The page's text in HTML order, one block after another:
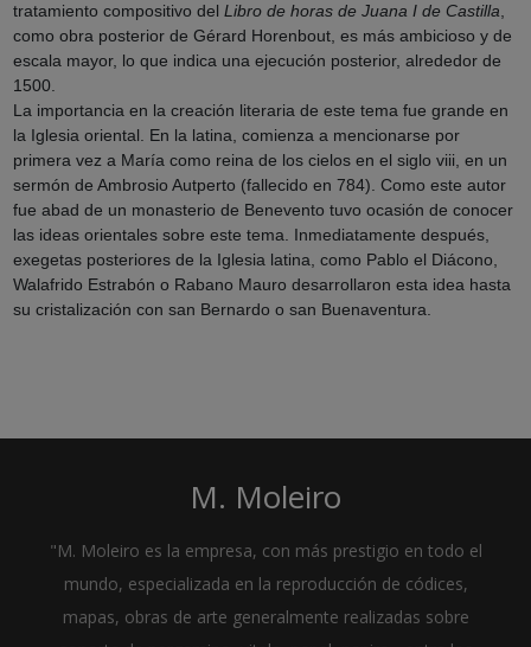
tratamiento compositivo del Libro de horas de Juana I de Castilla,
como obra posterior de Gérard Horenbout, es más ambicioso y de
escala mayor, lo que indica una ejecución posterior, alrededor de
1500.
La importancia en la creación literaria de este tema fue grande en
la Iglesia oriental. En la latina, comienza a mencionarse por
primera vez a María como reina de los cielos en el siglo viii, en un
sermón de Ambrosio Autperto (fallecido en 784). Como este autor
fue abad de un monasterio de Benevento tuvo ocasión de conocer
las ideas orientales sobre este tema. Inmediatamente después,
exegetas posteriores de la Iglesia latina, como Pablo el Diácono,
Walafrido Estrabón o Rabano Mauro desarrollaron esta idea hasta
su cristalización con san Bernardo o san Buenaventura.
M. Moleiro
"M. Moleiro es la empresa, con más prestigio en todo el
mundo, especializada en la reproducción de códices,
mapas, obras de arte generalmente realizadas sobre